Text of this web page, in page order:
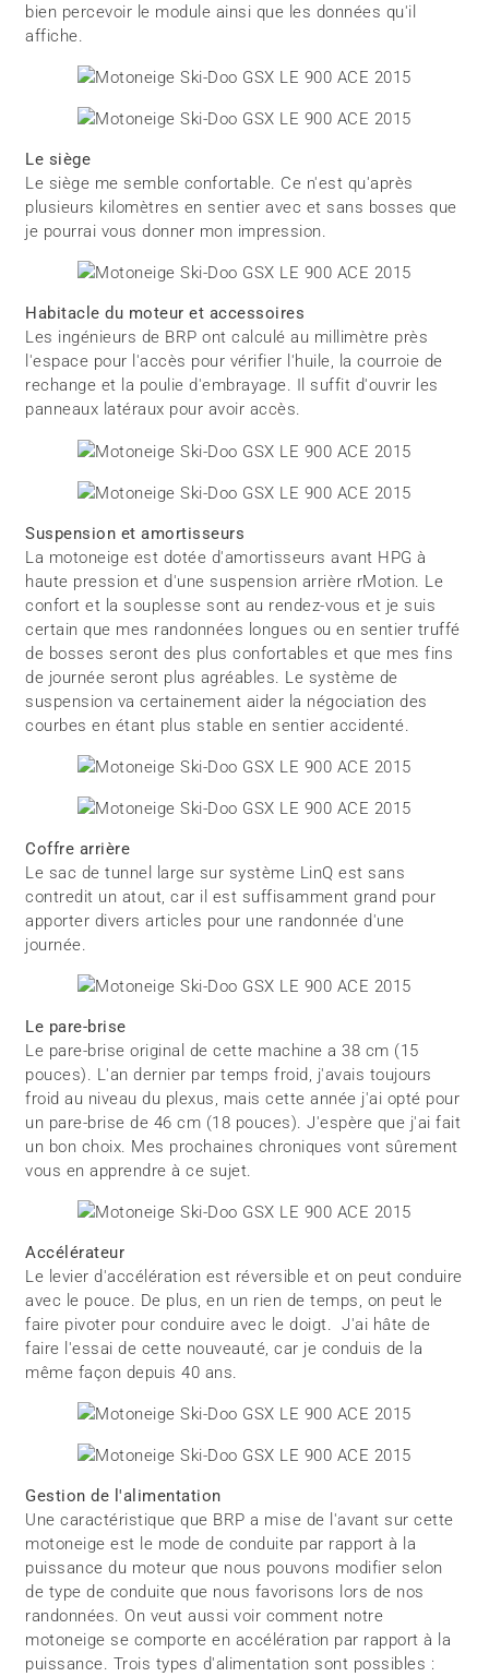
bien percevoir le module ainsi que les données qu'il
affiche.
Le siège
Le siège me semble confortable. Ce n'est qu'après
plusieurs kilomètres en sentier avec et sans bosses que
je pourrai vous donner mon impression.
Habitacle du moteur et accessoires
Les ingénieurs de BRP ont calculé au millimètre près
l'espace pour l'accès pour vérifier l'huile, la courroie de
rechange et la poulie d'embrayage. Il suffit d'ouvrir les
panneaux latéraux pour avoir accès.
Suspension et amortisseurs
La motoneige est dotée d'amortisseurs avant HPG à
haute pression et d'une suspension arrière rMotion. Le
confort et la souplesse sont au rendez-vous et je suis
certain que mes randonnées longues ou en sentier truffé
de bosses seront des plus confortables et que mes fins
de journée seront plus agréables. Le système de
suspension va certainement aider la négociation des
courbes en étant plus stable en sentier accidenté.
Coffre arrière
Le sac de tunnel large sur système LinQ est sans
contredit un atout, car il est suffisamment grand pour
apporter divers articles pour une randonnée d'une
journée.
Le pare-brise
Le pare-brise original de cette machine a 38 cm (15
pouces). L'an dernier par temps froid, j'avais toujours
froid au niveau du plexus, mais cette année j'ai opté pour
un pare-brise de 46 cm (18 pouces). J'espère que j'ai fait
un bon choix. Mes prochaines chroniques vont sûrement
vous en apprendre à ce sujet.
Accélérateur
Le levier d'accélération est réversible et on peut conduire
avec le pouce. De plus, en un rien de temps, on peut le
faire pivoter pour conduire avec le doigt. J'ai hâte de
faire l'essai de cette nouveauté, car je conduis de la
même façon depuis 40 ans.
Gestion de l'alimentation
Une caractéristique que BRP a mise de l'avant sur cette
motoneige est le mode de conduite par rapport à la
puissance du moteur que nous pouvons modifier selon
de type de conduite que nous favorisons lors de nos
randonnées. On veut aussi voir comment notre
motoneige se comporte en accélération par rapport à la
puissance. Trois types d'alimentation sont possibles :